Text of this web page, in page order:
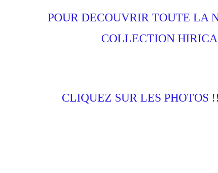
POUR DECOUVRIR TOUTE LA
COLLECTION HIRICA
CLIQUEZ SUR LES PHOTOS